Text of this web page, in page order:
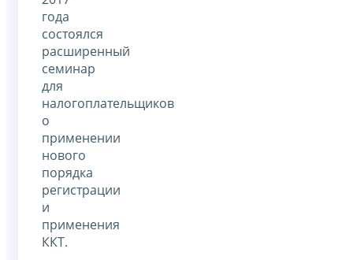
года
состоялся
расширенный
семинар
для
налогоплательщиков
о
применении
нового
порядка
регистрации
и
применения
ККТ.